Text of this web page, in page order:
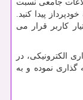
جامعی نسبت
پیدا کنید.
کاربر قرار می
الکترونیکی، در
گذاری نموده و به